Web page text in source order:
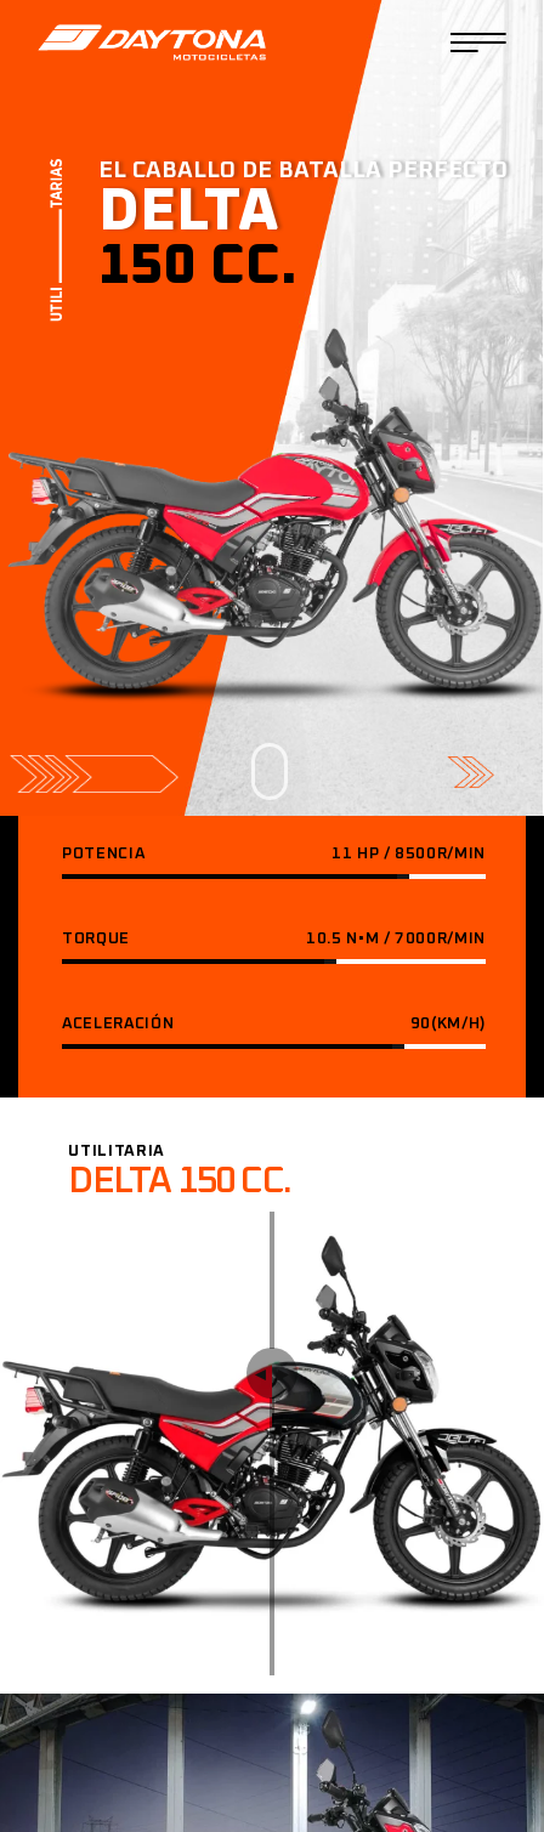
EL CABALLO DE BATALLA PERFECTO
DELTA
150 CC.
POTENCIA 11 HP / 8500R/MIN
TORQUE 10.5 N•M / 7000R/MIN
ACELERACIÓN 90(KM/H)
UTILITARIA
DELTA 150 CC.
◄︎ ►︎